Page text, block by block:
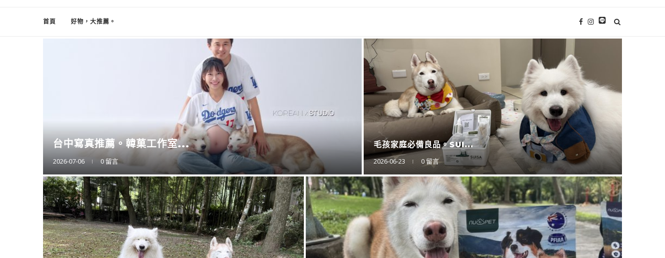
首頁 好物，大推薦。
擴充大空間。CODE L...
2025-12-12 0 留言
防蚊液的第一品牌。叮寧也...
2025-11-15 0 留言